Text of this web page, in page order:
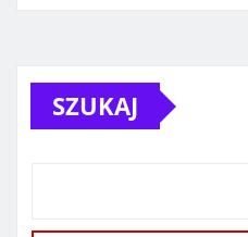
SZUKAJ